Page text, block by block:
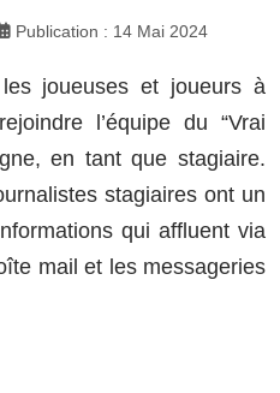
Publication : 14 Mai 2024
joueuses et joueurs à
l’équipe du “Vrai
en tant que stagiaire.
stagiaires ont un
qui affluent via
mail et les messageries